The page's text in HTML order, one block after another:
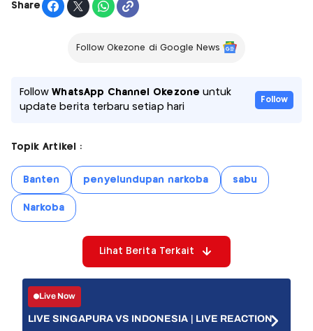
Share
Follow Okezone di Google News
FollowWhatsApp Channel Okezone untuk
update berita terbaru setiap hari
Follow
Topik Artikel :
Banten penyelundupan narkoba sabu
Narkoba
Lihat Berita Terkait
Live Now
LIVE SINGAPURA VS INDONESIA | LIVE REACTION